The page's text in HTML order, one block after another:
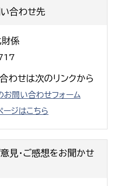
合わせ先
財係
わせは次のリンクから
お問い合わせフォーム
ージはこちら
見・ご感想をお聞かせ